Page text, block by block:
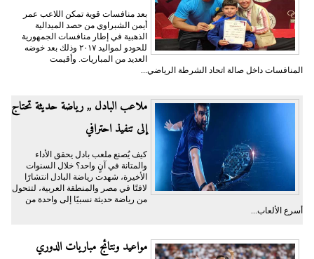
بعد منافسات قوية تمكن اللاعب عمر
أيمن الشبراوي من حصد الميدالية
الذهبية في إطار منافسات الجمهورية
للحودو لمواليد ٢٠١٧ وذلك بعد خوضه
العديد من المباريات. وأقيمت
المنافسات داخل صالة اتحاد الشرطة الرياضي...
ملاعب البادل ,, رياضة حديثة تحتاج
إلى تنفيذ احترافي
كيف يُصنع ملعب بادل يحقق الأداء
والمتانة في آنٍ واحد؟ خلال السنوات
الأخيرة، شهدت رياضة البادل انتشارًا
لافتًا في مصر والمنطقة العربية، لتتحول
من رياضة حديثة نسبيًا إلى واحدة من
أسرع الألعاب...
مواعيد ونتائج مباريات الدوري